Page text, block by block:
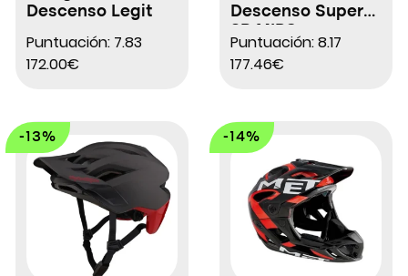
Descenso Legit
Puntuación: 7.83
172.00€
Descenso Super
Puntuación: 8.17
177.46€
-13% -14%